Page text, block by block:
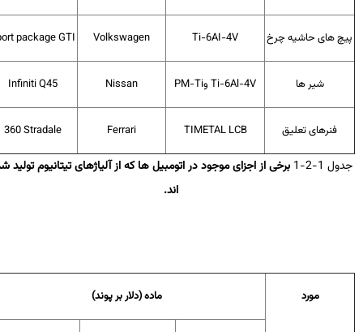
های حاشیه چرخ Ti-6AI-4V
Volkswagen
Sport package GTI
شیر ها Ti-6Al-4VوPM-Ti
Nissan
Infiniti Q45
فنرهای تعلیق TIMETAL LCB
Ferrari
360 Stradale
1-2-1
برخی از اجزای موجود در اتومبیل ها که از آلیاژهای تیتانیوم تولید شده
مورد ماده (دلار بر پوند)